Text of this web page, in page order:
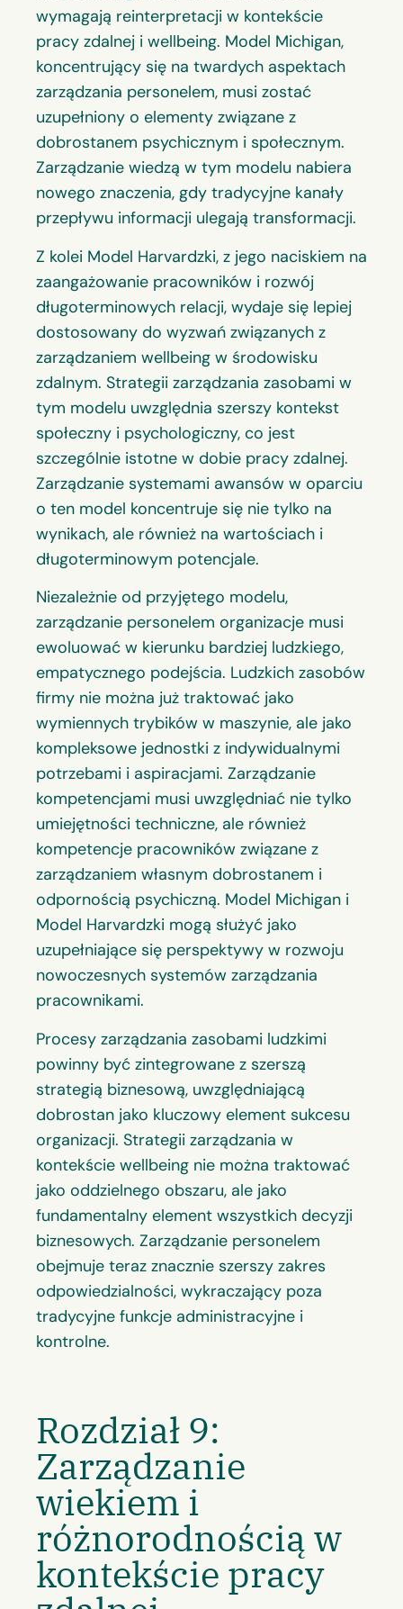
wymagają reinterpretacji w kontekście
pracy zdalnej i wellbeing. Model Michigan,
koncentrujący się na twardych aspektach
zarządzania personelem, musi zostać
uzupełniony o elementy związane z
dobrostanem psychicznym i społecznym.
Zarządzanie wiedzą w tym modelu nabiera
nowego znaczenia, gdy tradycyjne kanały
przepływu informacji ulegają transformacji.
Z kolei Model Harvardzki, z jego naciskiem na
zaangażowanie pracowników i rozwój
długoterminowych relacji, wydaje się lepiej
dostosowany do wyzwań związanych z
zarządzaniem wellbeing w środowisku
zdalnym. Strategii zarządzania zasobami w
tym modelu uwzględnia szerszy kontekst
społeczny i psychologiczny, co jest
szczególnie istotne w dobie pracy zdalnej.
Zarządzanie systemami awansów w oparciu
o ten model koncentruje się nie tylko na
wynikach, ale również na wartościach i
długoterminowym potencjale.
Niezależnie od przyjętego modelu,
zarządzanie personelem organizacje musi
ewoluować w kierunku bardziej ludzkiego,
empatycznego podejścia. Ludzkich zasobów
firmy nie można już traktować jako
wymiennych trybików w maszynie, ale jako
kompleksowe jednostki z indywidualnymi
potrzebami i aspiracjami. Zarządzanie
kompetencjami musi uwzględniać nie tylko
umiejętności techniczne, ale również
kompetencje pracowników związane z
zarządzaniem własnym dobrostanem i
odpornością psychiczną. Model Michigan i
Model Harvardzki mogą służyć jako
uzupełniające się perspektywy w rozwoju
nowoczesnych systemów zarządzania
pracownikami.
Procesy zarządzania zasobami ludzkimi
powinny być zintegrowane z szerszą
strategią biznesową, uwzględniającą
dobrostan jako kluczowy element sukcesu
organizacji. Strategii zarządzania w
kontekście wellbeing nie można traktować
jako oddzielnego obszaru, ale jako
fundamentalny element wszystkich decyzji
biznesowych. Zarządzanie personelem
obejmuje teraz znacznie szerszy zakres
odpowiedzialności, wykraczający poza
tradycyjne funkcje administracyjne i
kontrolne.
Rozdział 9:
Zarządzanie
wiekiem i
różnorodnością w
kontekście pracy